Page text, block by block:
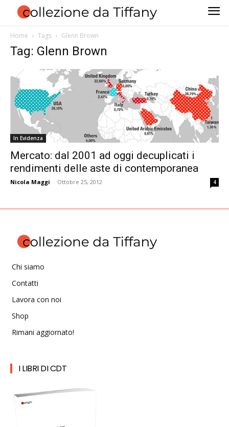
Home Tags Glenn Brown
Tag: Glenn Brown
In Evidenza
Mercato: dal 2001 ad oggi decuplicati i
rendimenti delle aste di contemporanea
Nicola Maggi - Ottobre 25, 2012 4
Chi siamo
Contatti
Lavora con noi
Shop
Rimani aggiornato!
I LIBRI DI CDT